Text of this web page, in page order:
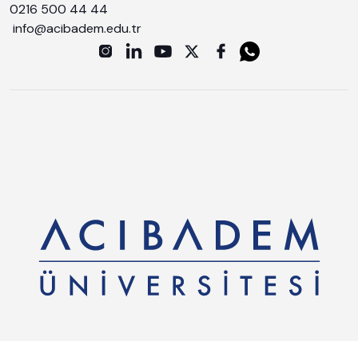
0216 500 44 44
info@acibadem.edu.tr